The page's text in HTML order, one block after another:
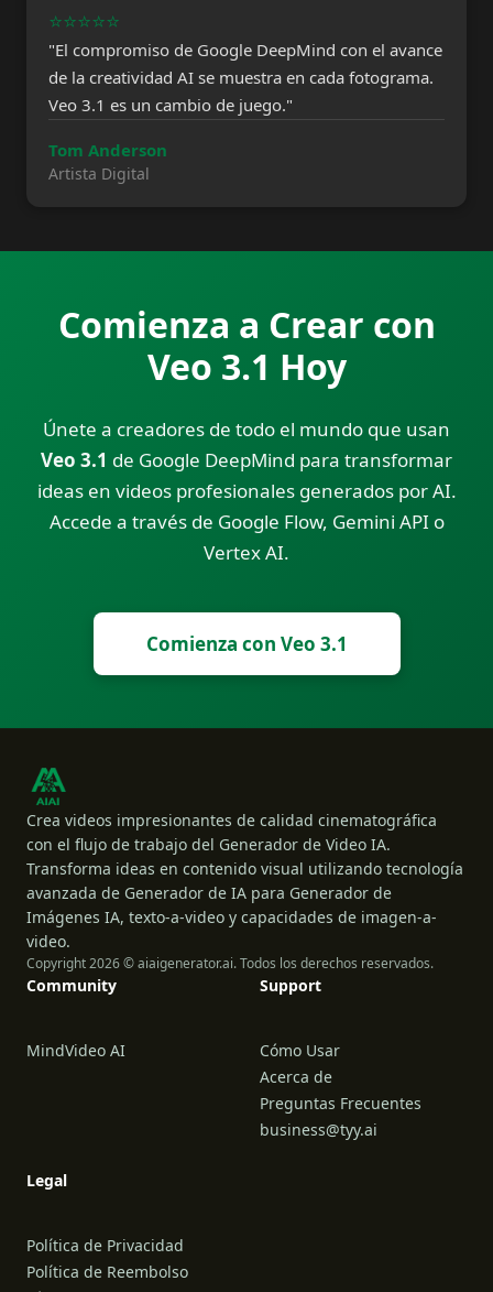
⭐⭐⭐⭐⭐
"El compromiso de Google DeepMind con el avance
de la creatividad AI se muestra en cada fotograma.
Veo 3.1 es un cambio de juego."
Tom Anderson
Artista Digital
Comienza a Crear con
Veo 3.1 Hoy
Únete a creadores de todo el mundo que usan
Veo 3.1 de Google DeepMind para transformar
ideas en videos profesionales generados por AI.
Accede a través de Google Flow, Gemini API o
Vertex AI.
Comienza con Veo 3.1
Crea videos impresionantes de calidad cinematográfica
con el flujo de trabajo del Generador de Video IA.
Transforma ideas en contenido visual utilizando tecnología
avanzada de Generador de IA para Generador de
Imágenes IA, texto-a-video y capacidades de imagen-a-
video.
Copyright 2026 © aiaigenerator.ai. Todos los derechos reservados.
Community
MindVideo AI
Support
Cómo Usar
Acerca de
Preguntas Frecuentes
business@tyy.ai
Legal
Política de Privacidad
Política de Reembolso